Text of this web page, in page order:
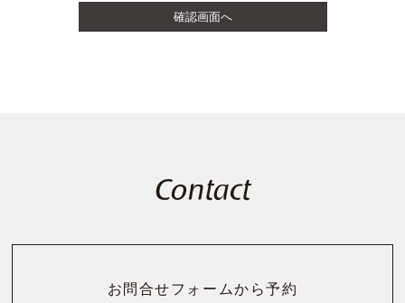
Contact
お問合せフォームから予約